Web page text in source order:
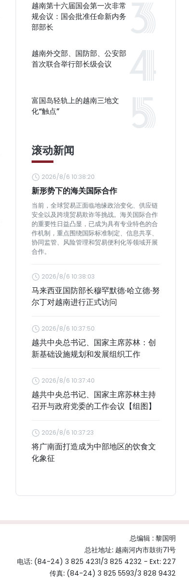
越南第十六届国会第一次非常
规会议：国会批准任命新内务
部部长
越南外交部、国防部、公安部
首次联合举行部长级会议
富国岛轻轨上的越南三地文
化“触点”
滚动新闻
2026/8/6 10:38:20
新形势下的海关国际合作
当前，全球贸易正面临地缘政治变化、供应链
安全以及跨境贸易欺诈等挑战。海关国际合作
的重要性日益凸显，已成为具有专业特色的合
作机制，重点围绕国际标准制定、信息共享、
协同监管、风险管理和贸易便利化等领域开展
合作。
2026/8/6 10:38:03
马来西亚国防部长穆罕默德·哈立德·努
尔丁对越南进行正式访问
2026/8/6 10:37:50
越共中央总书记、国家主席苏林：创
新基础设施规划和发展组织工作
2026/8/6 10:37:40
越共中央总书记、国家主席苏林主持
召开与政府党委的工作会议【组图】
2026/8/6 10:37:23
将广南面打造成为中部地区的饮食文
化象征
总编辑 : 黎国明
总社地址: 越南河内市鼓街71号
电话: (84-24) 3 825 4231/3 825 4232 - Ext: 227
传真: (84-24) 3 825 5593/3 828 9432